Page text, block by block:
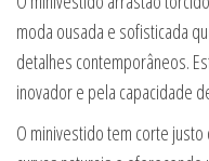
moda ousada e sofisticada
detalhes contemporâneos.
inovador e pela capacidade
O minivestido tem corte